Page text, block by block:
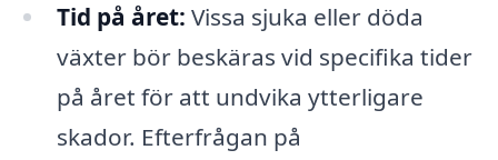
Tid på året: Vissa sjuka eller döda
växter bör beskäras vid specifika tider
på året för att undvika ytterligare
skador. Efterfrågan på